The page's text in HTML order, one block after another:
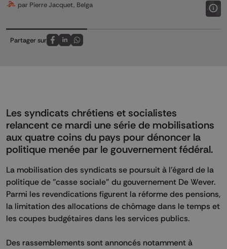
par Pierre Jacquet, Belga
Partager sur
Partagez sur FaceBook
Partagez sur LinkedIn
Partagez sur Whatsapp
Les syndicats chrétiens et socialistes
relancent ce mardi une série de mobilisations
aux quatre coins du pays pour dénoncer la
politique menée par le gouvernement fédéral.
La mobilisation des syndicats se poursuit à l'égard de la
politique de "casse sociale" du gouvernement De Wever.
Parmi les revendications figurent la réforme des pensions,
la limitation des allocations de chômage dans le temps et
les coupes budgétaires dans les services publics.
Des rassemblements sont annoncés notamment à